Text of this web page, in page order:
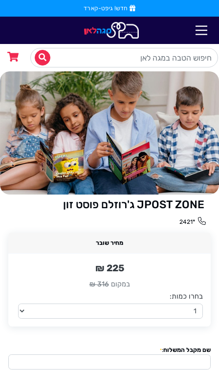
חדש! גיפט-קארד
JPOST ZONE ג'רוזלם פוסט זון
*2421
מחיר שובר
225 ₪
במקום316 ₪
בחרו כמות:
שם מקבל המשלוח:
*